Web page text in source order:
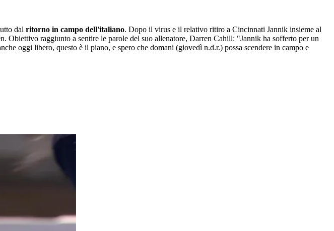
dal ritorno in campo dell'italiano. Dopo il virus e il relativo ritiro a Cincinnati Jannik insieme al
Obiettivo raggiunto a sentire le parole del suo allenatore, Darren Cahill: "Jannik ha sofferto per un
oggi libero, questo è il piano, e spero che domani (giovedì n.d.r.) possa scendere in campo e